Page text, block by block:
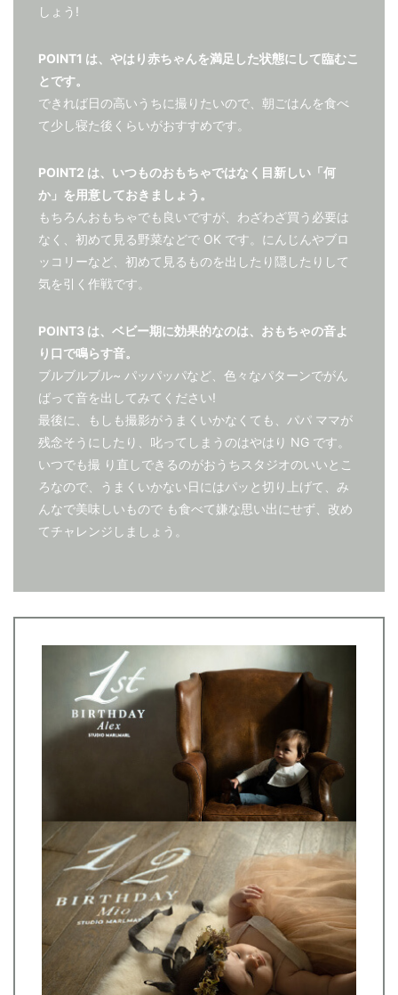
しょう!
POINT1 は、やはり赤ちゃんを満足した状態にして臨むこ
とです。
できれば日の高いうちに撮りたいので、朝ごはんを食べ
て少し寝た後くらいがおすすめです。
POINT2 は、いつものおもちゃではなく目新しい「何
か」を用意しておきましょう。
もちろんおもちゃでも良いですが、わざわざ買う必要は
なく、初めて見る野菜などで OK です。にんじんやブロ
ッコリーなど、初めて見るものを出したり隠したりして
気を引く作戦です。
POINT3 は、ベビー期に効果的なのは、おもちゃの音よ
り口で鳴らす音。
ブルブルブル~ パッパッパなど、色々なパターンでがん
ばって音を出してみてください!
最後に、もしも撮影がうまくいかなくても、パパ ママが
残念そうにしたり、叱ってしまうのはやはり NG です。
いつでも撮 り直しできるのがおうちスタジオのいいとこ
ろなので、うまくいかない日にはパッと切り上げて、み
んなで美味しいもので も食べて嫌な思い出にせず、改め
てチャレンジしましょう。